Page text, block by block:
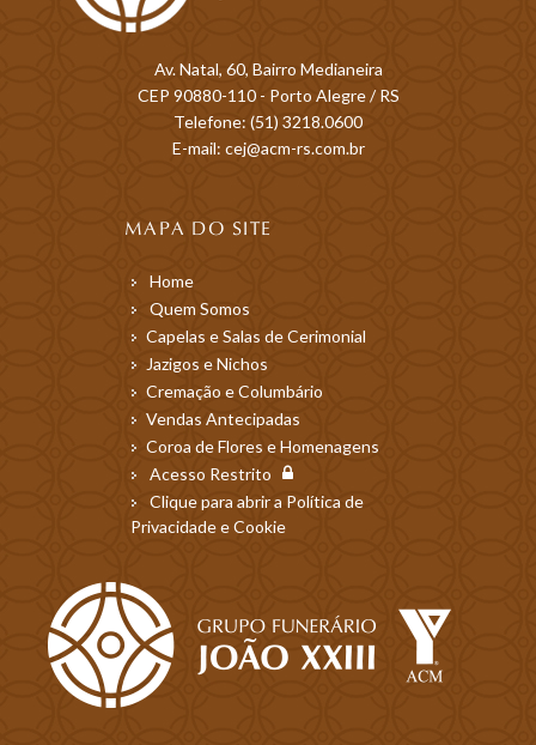
Av. Natal, 60, Bairro Medianeira
CEP 90880-110 - Porto Alegre / RS
Telefone: (51) 3218.0600
E-mail: cej@acm-rs.com.br
MAPA DO SITE
Home
Quem Somos
Capelas e Salas de Cerimonial
Jazigos e Nichos
Cremação e Columbário
Vendas Antecipadas
Coroa de Flores e Homenagens
Acesso Restrito
Clique para abrir a Política de
Privacidade e Cookie